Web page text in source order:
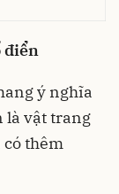
điển
ý nghĩa
là vật trang
thêm